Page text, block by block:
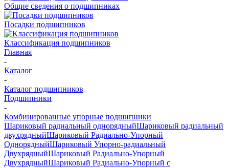
Общие сведения о подшипниках
Посадки подшипников
Классификация подшипников
Главная
-
Каталог
-
Каталог подшипников
Подшипники
-
Комбинированные упорные подшипники
Шариковый радиальный однорядныйШариковый радиальный
двухрядныйШариковый Радиально-Упорный
ОднорядныйШариковый Упорно-радиальный
ДвухрядныйШариковый Радиально-Упорный
ДвухрядныйШариковый Радиально-Упорный с